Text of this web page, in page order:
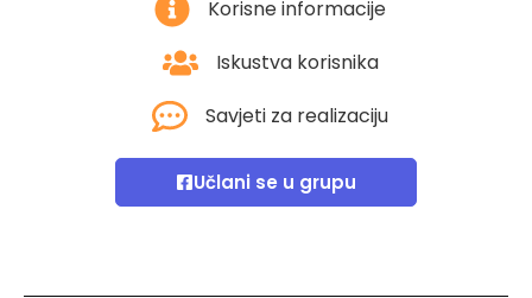
Korisne informacije
Iskustva korisnika
Savjeti za realizaciju
Učlani se u grupu